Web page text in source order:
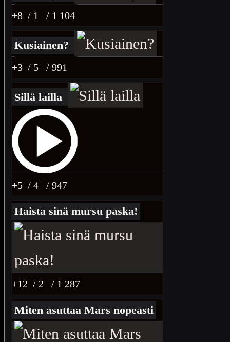
+8 / 1 / 1 104
Kusiainen?
+3 / 5 / 991
Sillä lailla
+5 / 4 / 947
Haista sinä mursu paska!
+12 / 2 / 1 287
Miten asuttaa Mars nopeasti